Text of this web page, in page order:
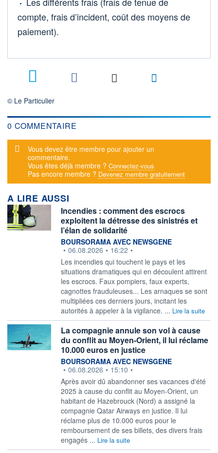
compte, frais d’incident, coût des moyens de
paiement).
© Le Particulier
0 COMMENTAIRE
Message d'alerte
Vous devez être membre pour ajouter un
commentaire.
Vous êtes déjà membre ? Connectez-vous
Pas encore membre ? Devenez membre gratuitement
A LIRE AUSSI
Incendies : comment des escrocs
exploitent la détresse des sinistrés et
l’élan de solidarité
information fournie par
BOURSORAMA AVEC NEWSGENE
• 06.08.2026 • 16:22 •
Les incendies qui touchent le pays et les
situations dramatiques qui en découlent attirent
les escrocs. Faux pompiers, faux experts,
cagnottes frauduleuses... Les arnaques se sont
multipliées ces derniers jours, incitant les
autorités à appeler à la vigilance. ... Lire la suite
La compagnie annule son vol à cause
du conflit au Moyen-Orient, il lui réclame
10.000 euros en justice
information fournie par
BOURSORAMA AVEC NEWSGENE
• 06.08.2026 • 15:10 •
Après avoir dû abandonner ses vacances d'été
2025 à cause du conflit au Moyen-Orient, un
habitant de Hazebrouck (Nord) a assigné la
compagnie Qatar Airways en justice. Il lui
réclame plus de 10.000 euros pour le
remboursement de ses billets, des divers frais
engagés ... Lire la suite